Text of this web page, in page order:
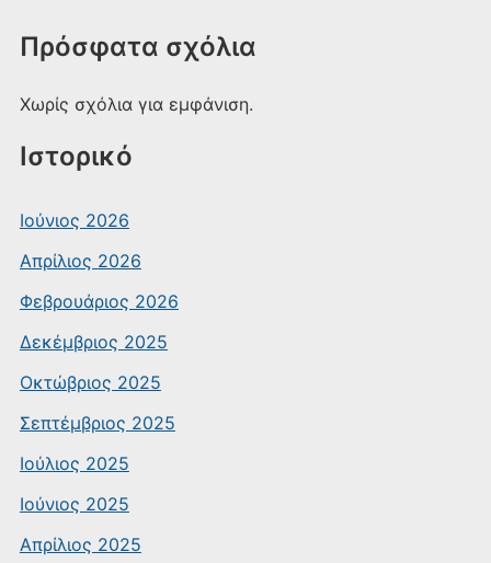
Πρόσφατα σχόλια
Χωρίς σχόλια για εμφάνιση.
Ιστορικό
Ιούνιος 2026
Απρίλιος 2026
Φεβρουάριος 2026
Δεκέμβριος 2025
Οκτώβριος 2025
Σεπτέμβριος 2025
Ιούλιος 2025
Ιούνιος 2025
Απρίλιος 2025